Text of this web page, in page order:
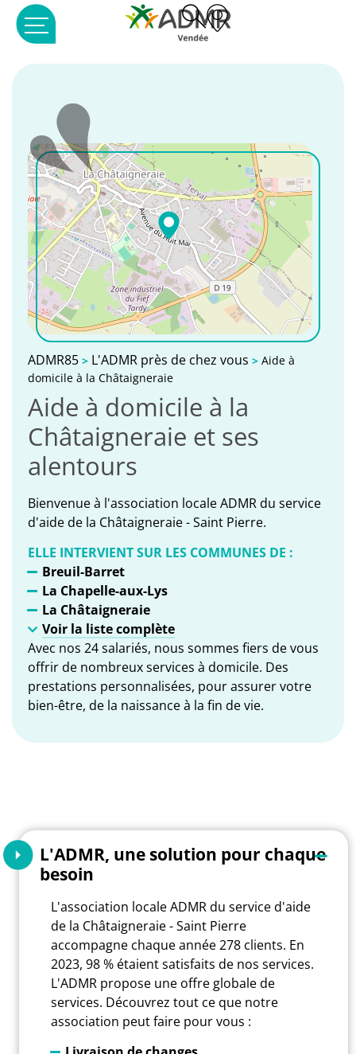
ADMR85 > L'ADMR près de chez vous > Aide à
domicile à la Châtaigneraie
Aide à domicile à la
Châtaigneraie et ses
alentours
Bienvenue à l'association locale ADMR du service
d'aide de la Châtaigneraie - Saint Pierre.
ELLE INTERVIENT SUR LES COMMUNES DE :
Breuil-Barret
La Chapelle-aux-Lys
La Châtaigneraie
Voir la liste complète
Avec nos 24 salariés, nous sommes fiers de vous
offrir de nombreux services à domicile. Des
prestations personnalisées, pour assurer votre
bien-être, de la naissance à la fin de vie.
L'ADMR, une solution pour chaque
besoin
L'association locale ADMR du service d'aide
de la Châtaigneraie - Saint Pierre
accompagne chaque année 278 clients. En
2023, 98 % étaient satisfaits de nos services.
L'ADMR propose une offre globale de
services. Découvrez tout ce que notre
association peut faire pour vous :
Panneau de gestion des cookies